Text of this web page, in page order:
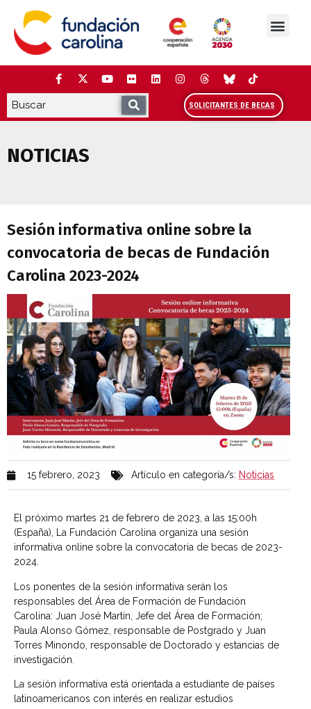
contenido
SOLICITANTES DE BECAS
NOTICIAS
Sesión informativa online sobre la
convocatoria de becas de Fundación
Carolina 2023-2024
15 febrero, 2023 Artículo en categoría/s: Noticias
El próximo martes 21 de febrero de 2023, a las 15:00h
(España), La Fundación Carolina organiza una sesión
informativa online sobre la convocatoria de becas de 2023-
2024.
Los ponentes de la sesión informativa serán los
responsables del Área de Formación de Fundación
Carolina: Juan José Martín, Jefe del Área de Formación;
Paula Alonso Gómez, responsable de Postgrado y Juan
Torres Minondo, responsable de Doctorado y estancias de
investigación.
La sesión informativa está orientada a estudiante de países
latinoamericanos con interés en realizar estudios